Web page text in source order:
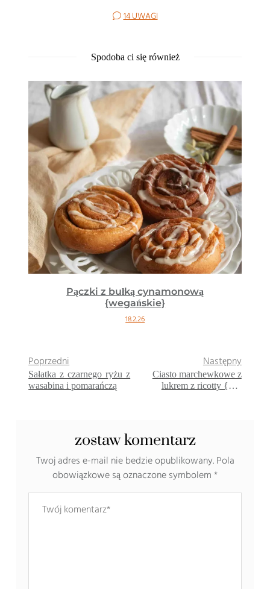
14 UWAGI
Spodoba ci się również
Pączki z bułką cynamonową
{wegańskie}
18.2.26
Poprzedni
Sałatka z czarnego ryżu z
wasabina i pomarańczą
Następny
Ciasto marchewkowe z
lukrem z ricotty {bez
zostaw komentarz
Twoj adres e-mail nie bedzie opublikowany. Pola
obowiązkowe są oznaczone symbolem*